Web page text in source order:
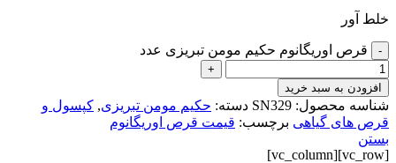
خلط آور
- قرص اوریگانوم حکیم مومن تبریزی عدد
+
افزودن به سبد خرید
شناسه محصول: SN329 دسته: حکیم مومن تبریزی, کپسول و
قرص های گیاهی برچسب: قیمت قرص اوریگانوم
بستن
[vc_row][vc_column]